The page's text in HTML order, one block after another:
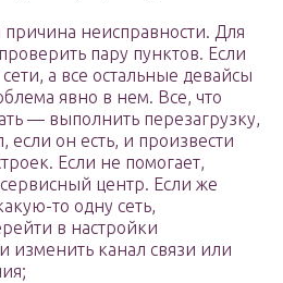
неисправности. Для
пару пунктов. Если
а все остальные девайсы
явно в нем. Все, что
— выполнить перезагрузку,
если он есть, и произвести
Если не помогает,
центр. Если же
то одну сеть,
в настройки
изменить канал связи или